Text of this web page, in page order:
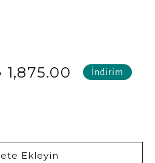
1,875.00 İndirim
Ekleyin